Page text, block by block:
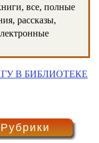
все, полные
рассказы,
В БИБЛИОТЕКЕ
Рубрики